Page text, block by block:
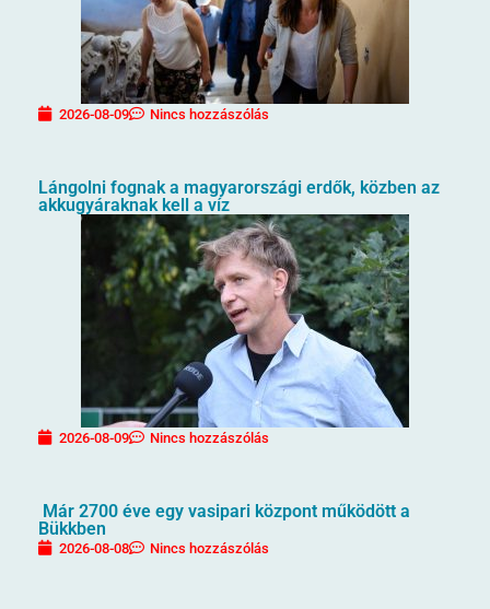
2026-08-09 Nincs hozzászólás
Lángolni fognak a magyarországi erdők, közben az
akkugyáraknak kell a víz
2026-08-09 Nincs hozzászólás
Már 2700 éve egy vasipari központ működött a
Bükkben
2026-08-08 Nincs hozzászólás